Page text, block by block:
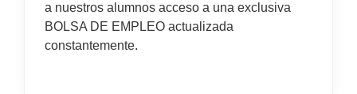
a nuestros alumnos acceso a una exclusiva
BOLSA DE EMPLEO actualizada
constantemente.